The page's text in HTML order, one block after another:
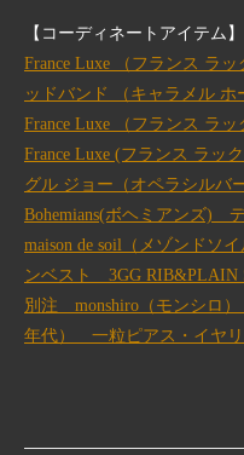
【コーディネートアイテム】
France Luxe （フランス ラ
ッドバンド （キャラメル ホ
France Luxe （フランス ラ
France Luxe (フランス ラッ
グル ジョー（オペラシルバー
Bohemians(ボヘミアンズ)
maison de soil（メゾンドソ
ンベスト 3GG RIB&PLAIN
別注 monshiro（モンシロ
年代） 一粒ピアス・イヤ